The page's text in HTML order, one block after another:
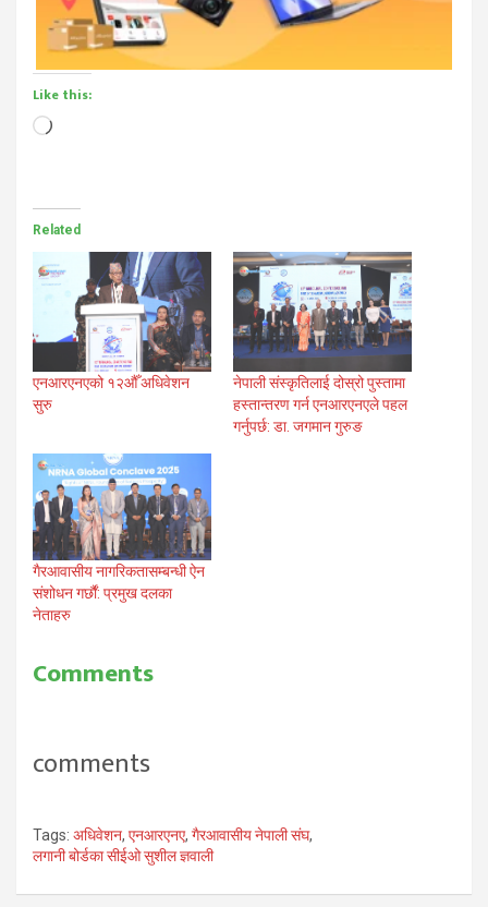
Like this:
Loading…
Related
एनआरएनएको १२औँ अधिवेशन
सुरु
नेपाली संस्कृतिलाई दोस्रो पुस्तामा
हस्तान्तरण गर्न एनआरएनएले पहल
गर्नुपर्छ: डा. जगमान गुरुङ
गैरआवासीय नागरिकतासम्बन्धी ऐन
संशोधन गर्छौं: प्रमुख दलका
नेताहरु
Comments
comments
Tags: अधिवेशन, एनआरएनए, गैरआवासीय नेपाली संघ,
लगानी बोर्डका सीईओ सुशील ज्ञवाली